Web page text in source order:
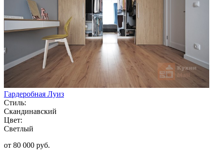
Гардеробная Луиз
Стиль:
Скандинавский
Цвет:
Светлый
от 80 000 руб.